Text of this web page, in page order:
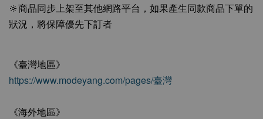
🔆商品同步上架至其他網路平台，如果產生同款商品下單的
狀況，將保障優先下訂者
《臺灣地區》
https://www.modeyang.com/pages/臺灣
《海外地區》